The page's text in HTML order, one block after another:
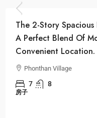
The 2-Story
A Perfect Blend Of
Convenient Location.
Phonthan Village
7 8
房子